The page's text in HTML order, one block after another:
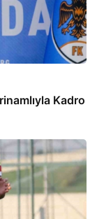
Kadro